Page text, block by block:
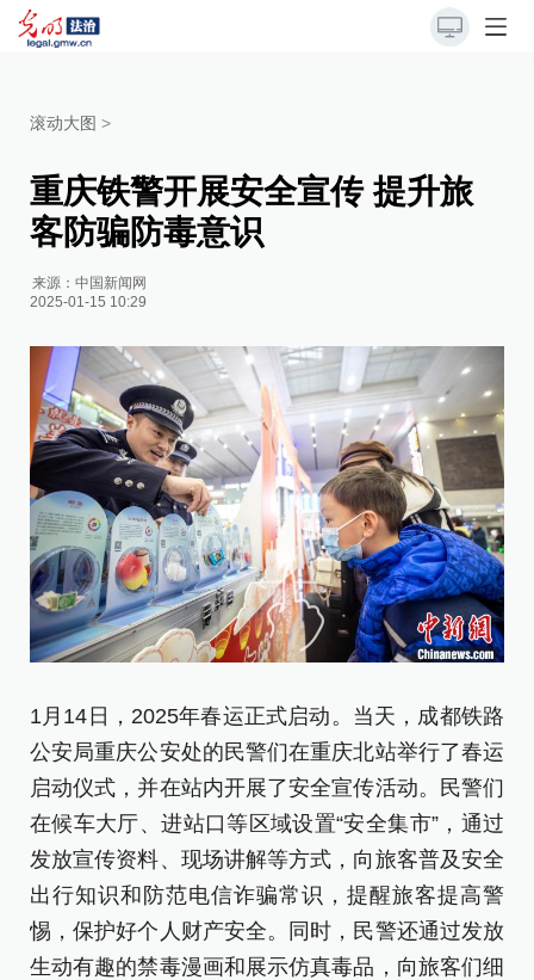
滚动大图 >
重庆铁警开展安全宣传 提升旅
客防骗防毒意识
来源：中国新闻网
2025-01-15 10:29
1月14日，2025年春运正式启动。当天，成都铁路
公安局重庆公安处的民警们在重庆北站举行了春运
启动仪式，并在站内开展了安全宣传活动。民警们
在候车大厅、进站口等区域设置“安全集市”，通过
发放宣传资料、现场讲解等方式，向旅客普及安全
出行知识和防范电信诈骗常识，提醒旅客提高警
惕，保护好个人财产安全。同时，民警还通过发放
生动有趣的禁毒漫画和展示仿真毒品，向旅客们细